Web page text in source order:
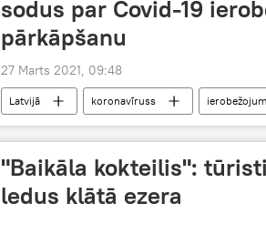
sodus par Covid-19
pārkāpšanu
27 Marts 2021, 09:48
Latvijā koronavīruss
"Baikāla kokteilis":
ledus klātā ezera